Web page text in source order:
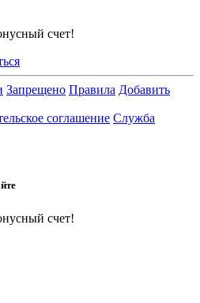
счет!
Запрещено Правила Добавить
соглашение Служба
счет!